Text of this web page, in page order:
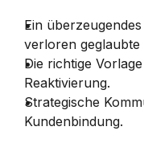
Ein
verloren
Die richtige
Reaktivierung.
Strategische
Kundenbindung.